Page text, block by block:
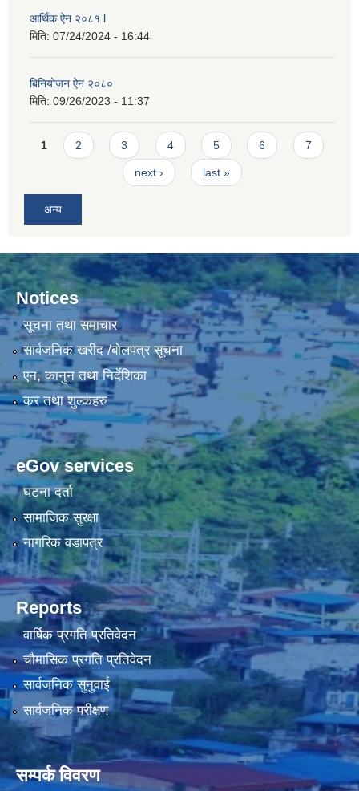
आर्थिक ऐन २०८१ l
मिति: 07/24/2024 - 16:44
बिनियोजन ऐन २०८०
मिति: 09/26/2023 - 11:37
Pages
1 2 3 4 5 6 7
next › last »
अन्य
Notices
सूचना तथा समाचार
सार्वजनिक खरीद /बोलपत्र सूचना
एन, कानुन तथा निर्देशिका
कर तथा शुल्कहरु
eGov services
घटना दर्ता
सामाजिक सुरक्षा
नागरिक वडापत्र
Reports
वार्षिक प्रगति प्रतिवेदन
चौमासिक प्रगति प्रतिवेदन
सार्वजनिक सुनुवाई
सार्वजनिक परीक्षण
सम्पर्क विवरण